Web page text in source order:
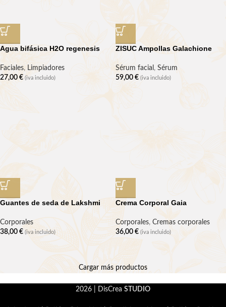
Agua bifásica H2O regenesis
Faciales, Limpiadores
27,00 € (iva incluido)
ZISUC Ampollas Galachione
Sérum facial , Sérum
59,00 € (iva incluido)
Guantes de seda de Lakshmi
Corporales
38,00 € (iva incluido)
Crema Corporal Gaia
Corporales, Cremas corporales
36,00 € (iva incluido)
Cargar más productos
2026 | DisCrea STUDIO